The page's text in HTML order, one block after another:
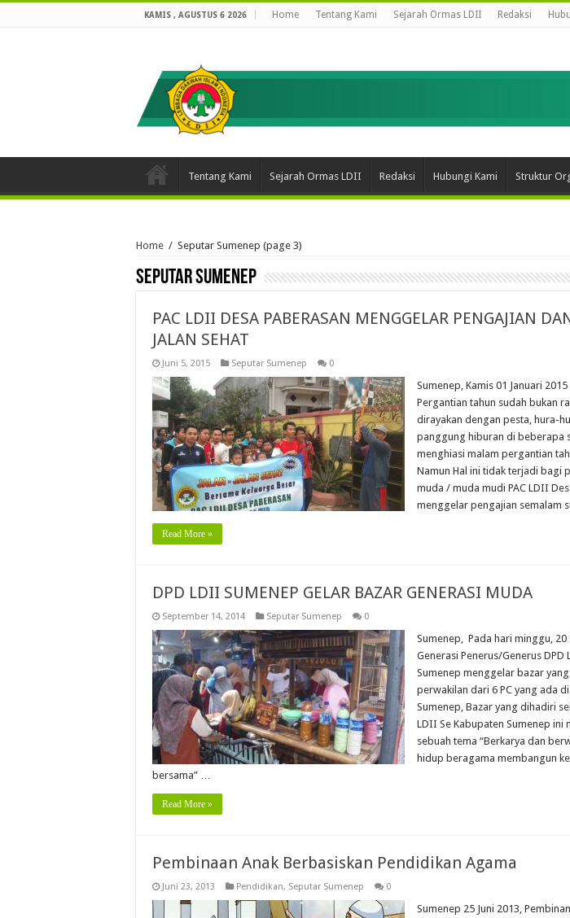
KAMIS , AGUSTUS 6 2026 Home Tentang Kami Sejarah Ormas LDII Redaksi
Tentang Kami Sejarah Ormas LDII Redaksi Hubungi Kami Struktur
Home / Seputar Sumenep (page 3)
Seputar Sumenep
PAC LDII DESA PABERASAN MENGGELAR PENGAJIAN
JALAN SEHAT
Juni 5, 2015 Seputar Sumenep 0
Sumenep, Kamis 01 Januari
Pergantian tahun sudah bukan
dirayakan dengan pesta, hura-
panggung hiburan di beberapa
menghiasi malam pergantian
Namun Hal ini tidak terjadi bagi
muda / muda mudi PAC LDII
menggelar pengajian semalam
Read More »
DPD LDII SUMENEP GELAR BAZAR GENERASI MUDA
September 14, 2014 Seputar Sumenep 0
Sumenep, Pada hari minggu, 20
Generasi Penerus/Generus DPD
Sumenep menggelar bazar
perwakilan dari 6 PC yang ada
Sumenep, Bazar yang dihadiri
LDII Se Kabupaten Sumenep ini
sebuah tema “Berkarya dan
hidup beragama membangun
bersama” …
Read More »
Pembinaan Anak Berbasiskan Pendidikan Agama
Juni 23, 2013 Pendidikan, Seputar Sumenep 0
Sumenep 25 Juni 2013,